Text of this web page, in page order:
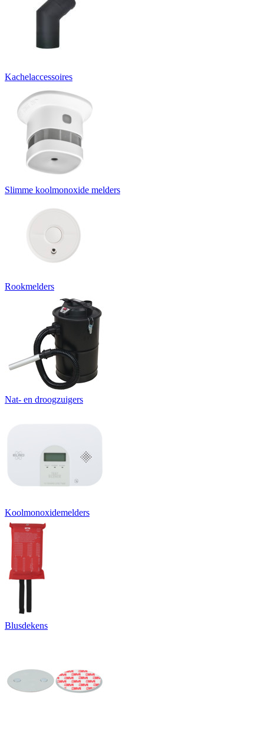
Kachelaccessoires
Slimme koolmonoxide melders
Rookmelders
Nat- en droogzuigers
Koolmonoxidemelders
Blusdekens